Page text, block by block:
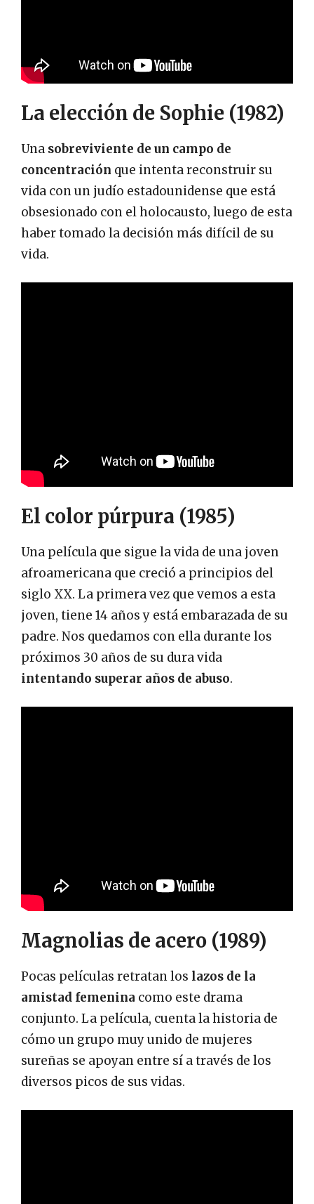
La elección de Sophie (1982)
Una sobreviviente de un campo de
concentración que intenta reconstruir su
vida con un judío estadounidense que está
obsesionado con el holocausto, luego de esta
haber tomado la decisión más difícil de su
vida.
El color púrpura (1985)
Una película que sigue la vida de una joven
afroamericana que creció a principios del
siglo XX. La primera vez que vemos a esta
joven, tiene 14 años y está embarazada de su
padre. Nos quedamos con ella durante los
próximos 30 años de su dura vida
intentando superar años de abuso.
Magnolias de acero (1989)
Pocas películas retratan los lazos de la
amistad femenina como este drama
conjunto. La película, cuenta la historia de
cómo un grupo muy unido de mujeres
sureñas se apoyan entre sí a través de los
diversos picos de sus vidas.